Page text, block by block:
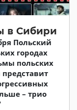
в Сибири
Польский
городах
польских
– трио